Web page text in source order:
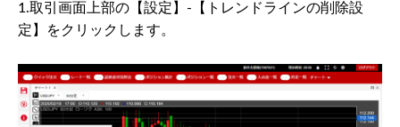
1.取引画面上部の【設定】-【トレンドラインの削除設
定】をクリックします。